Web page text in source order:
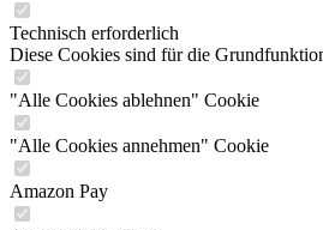
Technisch erforderlich
Diese Cookies sind für die
"Alle Cookies ablehnen" Cookie
"Alle Cookies annehmen" Cookie
Amazon Pay